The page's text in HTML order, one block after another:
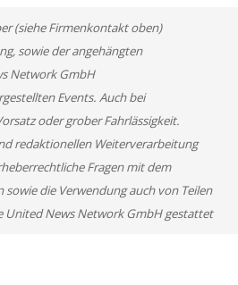
(siehe Firmenkontakt oben)
sowie der angehängten
Network GmbH
Events. Auch bei
oder grober Fahrlässigkeit.
redaktionellen Weiterverarbeitung
Fragen mit dem
die Verwendung auch von Teilen
United News Network GmbH gestattet